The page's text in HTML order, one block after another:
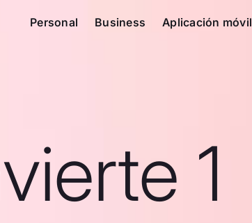
Personal Business Aplicación móvil
1